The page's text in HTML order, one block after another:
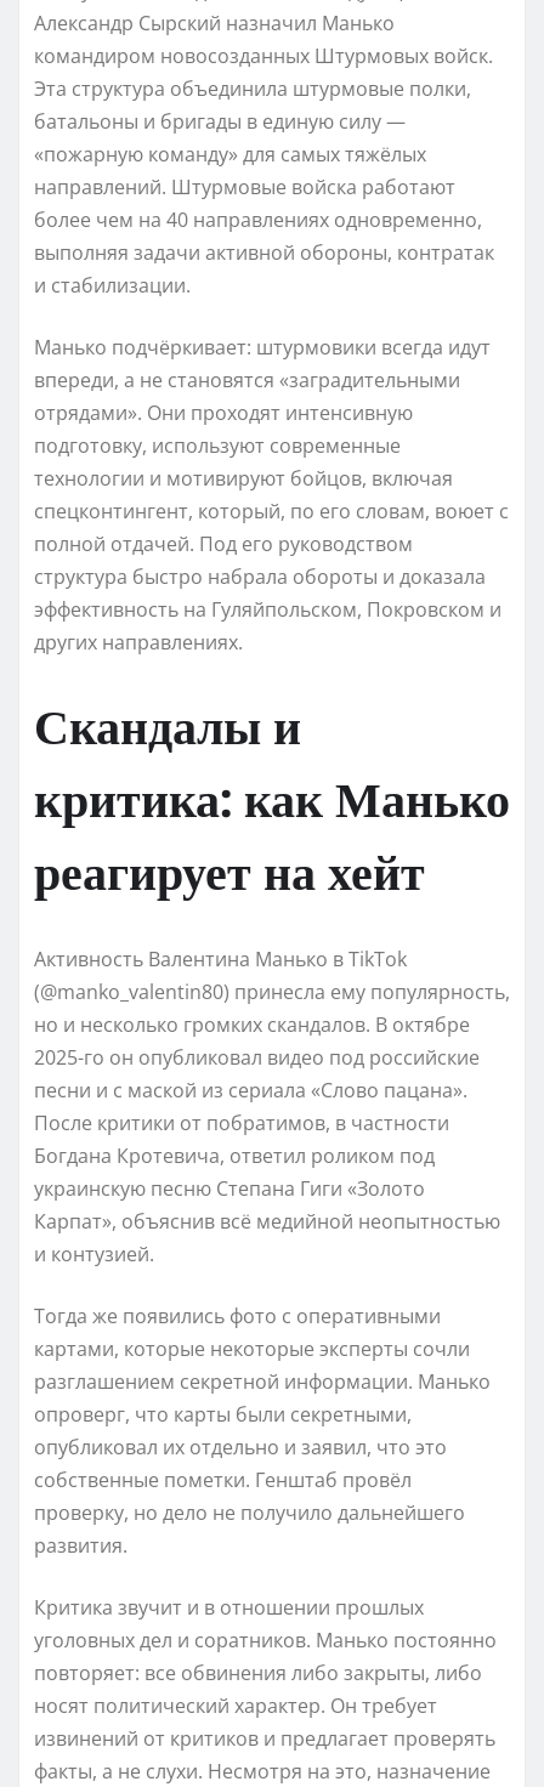
Александр Сырский назначил Манько
командиром новосозданных Штурмовых войск.
Эта структура объединила штурмовые полки,
батальоны и бригады в единую силу —
«пожарную команду» для самых тяжёлых
направлений. Штурмовые войска работают
более чем на 40 направлениях одновременно,
выполняя задачи активной обороны, контратак
и стабилизации.
Манько подчёркивает: штурмовики всегда идут
впереди, а не становятся «заградительными
отрядами». Они проходят интенсивную
подготовку, используют современные
технологии и мотивируют бойцов, включая
спецконтингент, который, по его словам, воюет с
полной отдачей. Под его руководством
структура быстро набрала обороты и доказала
эффективность на Гуляйпольском, Покровском и
других направлениях.
Скандалы и
критика: как Манько
реагирует на хейт
Активность Валентина Манько в TikTok
(@manko_valentin80) принесла ему популярность,
но и несколько громких скандалов. В октябре
2025-го он опубликовал видео под российские
песни и с маской из сериала «Слово пацана».
После критики от побратимов, в частности
Богдана Кротевича, ответил роликом под
украинскую песню Степана Гиги «Золото
Карпат», объяснив всё медийной неопытностью
и контузией.
Тогда же появились фото с оперативными
картами, которые некоторые эксперты сочли
разглашением секретной информации. Манько
опроверг, что карты были секретными,
опубликовал их отдельно и заявил, что это
собственные пометки. Генштаб провёл
проверку, но дело не получило дальнейшего
развития.
Критика звучит и в отношении прошлых
уголовных дел и соратников. Манько постоянно
повторяет: все обвинения либо закрыты, либо
носят политический характер. Он требует
извинений от критиков и предлагает проверять
факты, а не слухи. Несмотря на это, назначение